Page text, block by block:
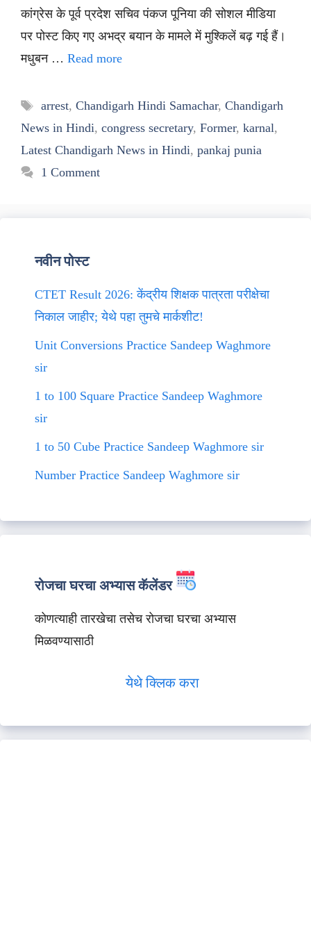
कांग्रेस के पूर्व प्रदेश सचिव पंकज पूनिया की सोशल मीडिया
पर पोस्ट किए गए अभद्र बयान के मामले में मुश्किलें बढ़ गई हैं।
मधुबन … Read more
Tags
arrest, Chandigarh Hindi Samachar, Chandigarh
News in Hindi, congress secretary, Former, karnal,
Latest Chandigarh News in Hindi, pankaj punia
1 Comment
नवीन पोस्ट
CTET Result 2026: केंद्रीय शिक्षक पात्रता परीक्षेचा
निकाल जाहीर; येथे पहा तुमचे मार्कशीट!
Unit Conversions Practice Sandeep Waghmore
sir
1 to 100 Square Practice Sandeep Waghmore
sir
1 to 50 Cube Practice Sandeep Waghmore sir
Number Practice Sandeep Waghmore sir
रोजचा घरचा अभ्यास कॅलेंडर
कोणत्याही तारखेचा तसेच रोजचा घरचा अभ्यास
मिळवण्यासाठी
येथे क्लिक करा